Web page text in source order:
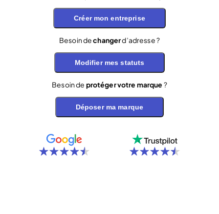
Créer mon entreprise
Besoin dechangerd’adresse ?
Modifier mes statuts
Besoin de protéger votre marque ?
Déposer ma marque